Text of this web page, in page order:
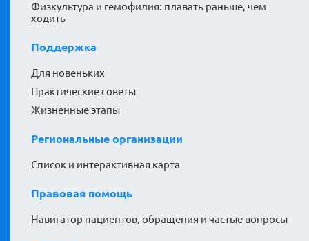
Физкультура и гемофилия: плавать раньше, чем
ходить
Поддержка
Для новеньких
Практические советы
Жизненные этапы
Региональные организации
Список и интерактивная карта
Правовая помощь
Навигатор пациентов, обращения и частые вопросы